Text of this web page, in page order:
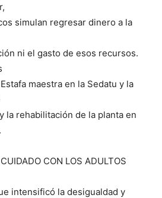
simulan regresar dinero a la
ni el gasto de esos recursos.
maestra en la Sedatu y la
la rehabilitación de la planta en
CON LOS ADULTOS
intensificó la desigualdad y